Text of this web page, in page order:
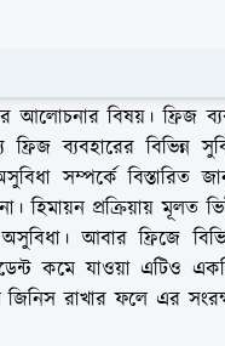
আলোচনার বিষয়। ফ্রিজ
ব্যবহারের বিভিন্ন
সম্পর্কে বিস্তারিত
হিমায়ন প্রক্রিয়ায় মূলত
আবার ফ্রিজে
কমে যাওয়া এটিও
রাখার ফলে এর